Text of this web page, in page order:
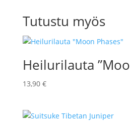
Tutustu myös
Heilurilauta
13,90 €